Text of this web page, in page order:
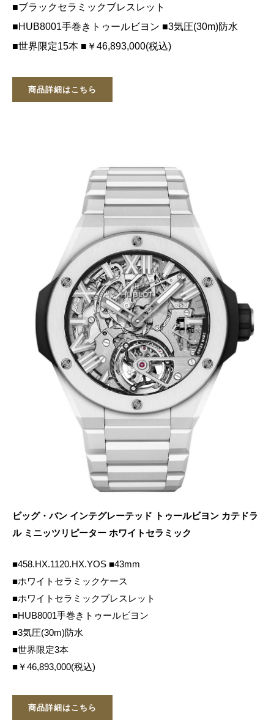
■ブラックセラミックブレスレット
■HUB8001手巻きトゥールビヨン ■3気圧(30m)防水
■世界限定15本 ■￥46,893,000(税込)
商品詳細はこちら
ビッグ・バン インテグレーテッド トゥールビヨン カテドラ
ル ミニッツリピーター ホワイトセラミック
■458.HX.1120.HX.YOS ■43mm
■ホワイトセラミックケース
■ホワイトセラミックブレスレット
■HUB8001手巻きトゥールビヨン
■3気圧(30m)防水
■世界限定3本
■￥46,893,000(税込)
商品詳細はこちら